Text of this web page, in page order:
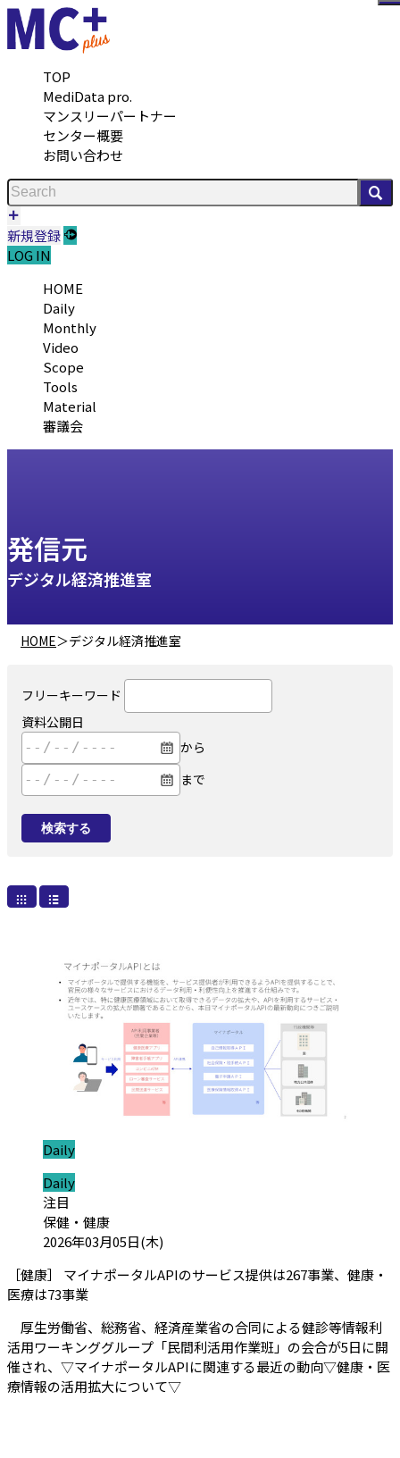
TOP
MediData pro.
マンスリーパートナー
センター概要
お問い合わせ
新規登録
LOG IN
HOME
Daily
Monthly
Video
Scope
Tools
Material
審議会
発信元
デジタル経済推進室
HOME＞デジタル経済推進室
フリーキーワード
資料公開日
から
まで
検索する
ジャンル:
Daily
ジャンル:
Daily
カテゴリ:
注目
保健・健康
投稿日:2026年03月05日(木)
［健康］ マイナポータルAPIのサービス提供は267事業、健康・
医療は73事業（会員限定記事）
厚生労働省、総務省、経済産業省の合同による健診等情報利
活用ワーキンググループ「民間利活用作業班」の会合が5日に開
催され、▽マイナポータルAPIに関連する最近の動向▽健康・医
療情報の活用拡大について▽
メ